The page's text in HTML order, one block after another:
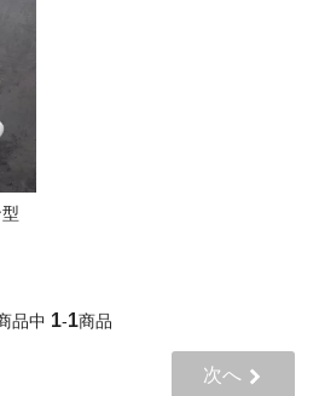
品中 1-1商品
次へ